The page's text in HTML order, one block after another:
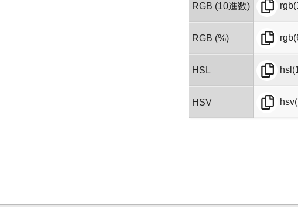
RGB (10進数)
RGB (%)
HSL
HSV